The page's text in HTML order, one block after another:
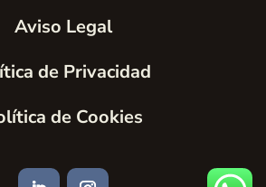
Aviso Legal
de Privacidad
de Cookies